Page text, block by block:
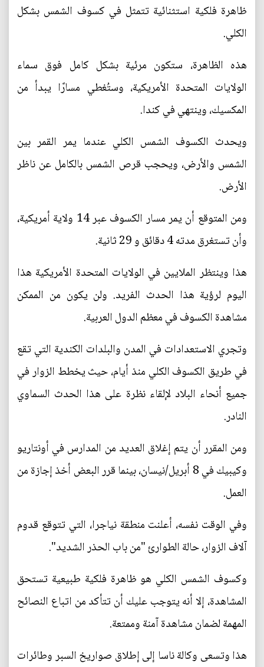
ظاهرة فلكية استثنائية تتمثل في كسوف الشمس بشكل
الكلي.
هذه الظاهرة، ستكون مرئية بشكل كامل فوق سماء
الولايات المتحدة الأمريكية، وستُغطي مسارًا يبدأ من
المكسيك، وينتهي في كندا.
ويحدث الكسوف الشمس الكلي عندما يمر القمر بين
الشمس والأرض، ويحجب قرص الشمس بالكامل عن ناظر
الأرض.
ومن المتوقع أن يمر مسار الكسوف عبر 14 ولاية أمريكية،
وأن تستغرق مدته 4 دقائق و 29 ثانية.
هذا وينتظر الملايين في الولايات المتحدة الأمريكية هذا
اليوم لرؤية هذا الحدث الفريد. ولن يكون من الممكن
مشاهدة الكسوف في معظم الدول العربية.
وتجري الاستعدادات في المدن والبلدات الكندية التي تقع
في طريق الكسوف الكلي منذ أيام، حيث يخطط الزوار في
جميع أنحاء البلاد لإلقاء نظرة على هذا الحدث السماوي
النادر.
ومن المقرر أن يتم إغلاق العديد من المدارس في أونتاريو
وكيبيك في 8 أبريل/نيسان، بينما قرر البعض أخذ إجازة من
العمل.
وفي الوقت نفسه، أعلنت منطقة نياجرا، التي تتوقع قدوم
آلاف الزوار، حالة الطوارئ "من باب الحذر الشديد".
وكسوف الشمس الكلي هو ظاهرة فلكية طبيعية تستحق
المشاهدة، إلا أنه يتوجب عليك أن تتأكد من اتباع النصائح
المهمة لضمان مشاهدة آمنة وممتعة.
هذا وتسعى وكالة ناسا إلى إطلاق صواريخ السبر وطائرات